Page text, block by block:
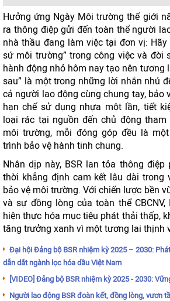
Hưởng ứng Ngày Môi trường thế giới
ra thông điệp gửi đến toàn thể người
nhà thầu đang làm việc tại đơn vị:
sứ môi trường” trong công việc và đời
hành động nhỏ hôm nay tạo nên tương
sau” là một trong những lời nhắn nhủ
cả người lao động cùng chung tay, bảo
hạn chế sử dụng nhựa một lần, tiết
loại rác tại nguồn đến chủ động
môi trường, mỗi đóng góp đều là
trình bảo vệ hành tinh chung.
Nhân dịp này, BSR lan tỏa thông điệp
thời khẳng định cam kết lâu dài trong
bảo vệ môi trường. Với chiến lược bền
và sự đồng lòng của toàn thể
hiện thực hóa mục tiêu phát thải thấp,
tăng trưởng xanh vì một tương lai thịnh
Đại hội Đảng bộ BSR nhiệm kỳ 2025 – 2030:
dẫn dắt ngành lọc hóa dầu Việt Nam
[VIDEO] Đảng bộ BSR nhiệm kỳ 2025 - 2030:
Người lao động BSR đoàn kết, đồng lòng, vươn